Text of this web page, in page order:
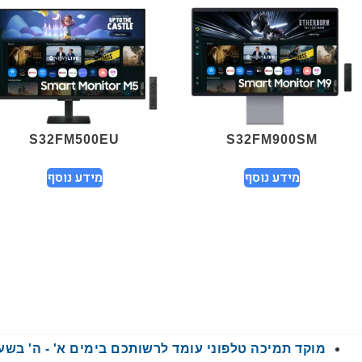
S32FM900SM
מידע נוסף
S32FM500EU
מידע נוסף
מוקד תמיכה טלפוני עומד לרשותכם בימים א' - ה' בשעות 9:00 -